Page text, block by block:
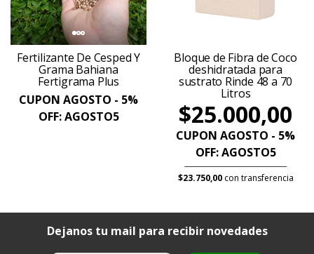
Fertilizante De Cesped Y
Grama Bahiana
Fertigrama Plus
CUPON AGOSTO - 5%
OFF: AGOSTO5
Bloque de Fibra de Coco
deshidratada para
sustrato Rinde 48 a 70
Litros
$25.000,00
CUPON AGOSTO - 5%
OFF: AGOSTO5
$23.750,00con transferencia
Dejanos tu mail para recibir novedades